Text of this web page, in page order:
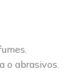
o abrasivos.